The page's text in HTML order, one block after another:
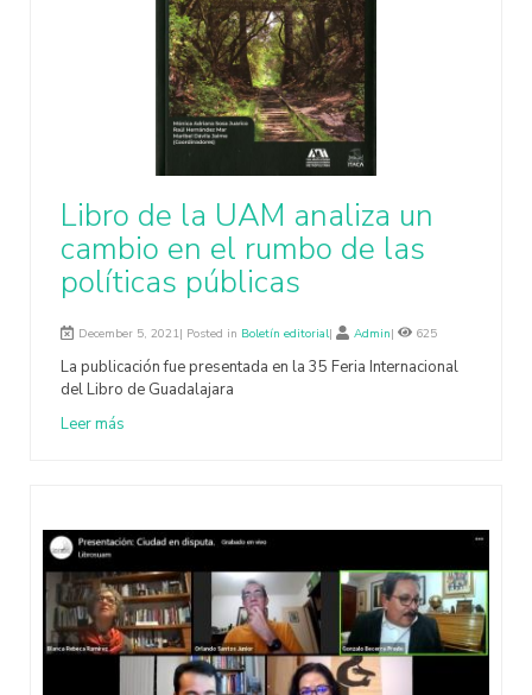
Libro de la UAM analiza un
cambio en el rumbo de las
políticas públicas
December 5, 2021| Posted in Boletín editorial| Admin| 625
La publicación fue presentada en la 35 Feria Internacional
del Libro de Guadalajara
Leer más